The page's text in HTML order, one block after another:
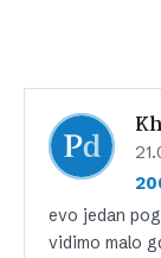
evo jedan
vidimo malo